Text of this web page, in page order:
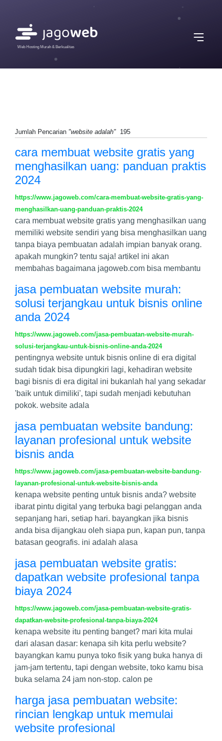
Web Hosting Murah & Berkualitas
Jumlah Pencarian "website adalah" 195
cara membuat website gratis yang
menghasilkan uang: panduan praktis
2024
https://www.jagoweb.com/cara-membuat-website-gratis-yang-
menghasilkan-uang-panduan-praktis-2024
cara membuat website gratis yang menghasilkan uang
memiliki website sendiri yang bisa menghasilkan uang
tanpa biaya pembuatan adalah impian banyak orang.
apakah mungkin? tentu saja! artikel ini akan
membahas bagaimana jagoweb.com bisa membantu
jasa pembuatan website murah:
solusi terjangkau untuk bisnis online
anda 2024
https://www.jagoweb.com/jasa-pembuatan-website-murah-
solusi-terjangkau-untuk-bisnis-online-anda-2024
pentingnya website untuk bisnis online di era digital
sudah tidak bisa dipungkiri lagi, kehadiran website
bagi bisnis di era digital ini bukanlah hal yang sekadar
'baik untuk dimiliki', tapi sudah menjadi kebutuhan
pokok. website adala
jasa pembuatan website bandung:
layanan profesional untuk website
bisnis anda
https://www.jagoweb.com/jasa-pembuatan-website-bandung-
layanan-profesional-untuk-website-bisnis-anda
kenapa website penting untuk bisnis anda? website
ibarat pintu digital yang terbuka bagi pelanggan anda
sepanjang hari, setiap hari. bayangkan jika bisnis
anda bisa dijangkau oleh siapa pun, kapan pun, tanpa
batasan geografis. ini adalah alasa
jasa pembuatan website gratis:
dapatkan website profesional tanpa
biaya 2024
https://www.jagoweb.com/jasa-pembuatan-website-gratis-
dapatkan-website-profesional-tanpa-biaya-2024
kenapa website itu penting banget? mari kita mulai
dari alasan dasar: kenapa sih kita perlu website?
bayangkan kamu punya toko fisik yang buka hanya di
jam-jam tertentu, tapi dengan website, toko kamu bisa
buka selama 24 jam non-stop. calon pe
harga jasa pembuatan website:
rincian lengkap untuk memulai
website profesional